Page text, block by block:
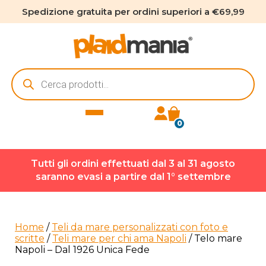
Spedizione gratuita per ordini superiori a €69,99
Ricerca
prodotti
0
Tutti gli ordini effettuati dal 3 al 31 agosto
saranno evasi a partire dal 1° settembre
Home / Teli da mare personalizzati con foto e
scritte / Teli mare per chi ama Napoli / Telo mare
Napoli – Dal 1926 Unica Fede